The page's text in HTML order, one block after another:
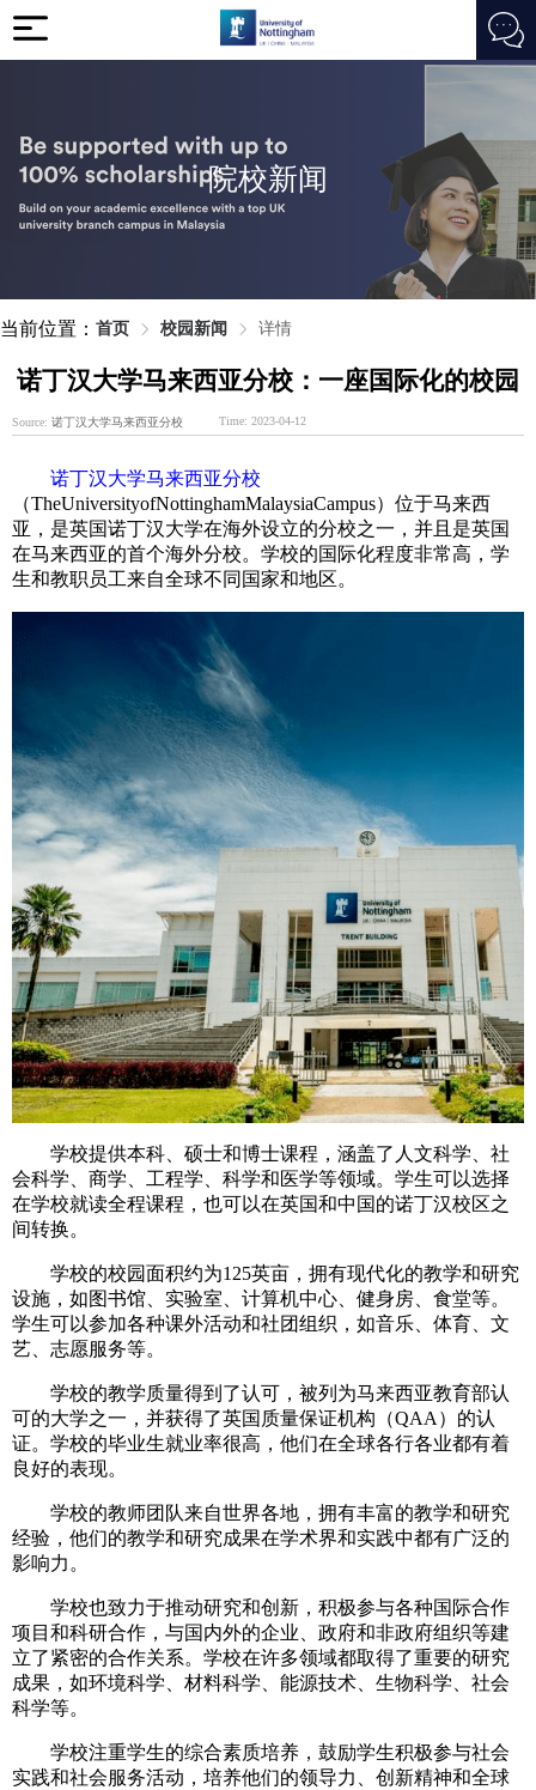
院校新闻
当前位置： 首页 校园新闻 详情
诺丁汉大学马来西亚分校：一座国际化的校园
Source: 诺丁汉大学马来西亚分校 Time: 2023-04-12
诺丁汉大学马来西亚分校
（TheUniversityofNottinghamMalaysiaCampus）位于马来西
亚，是英国诺丁汉大学在海外设立的分校之一，并且是英国
在马来西亚的首个海外分校。学校的国际化程度非常高，学
生和教职员工来自全球不同国家和地区。
学校提供本科、硕士和博士课程，涵盖了人文科学、社
会科学、商学、工程学、科学和医学等领域。学生可以选择
在学校就读全程课程，也可以在英国和中国的诺丁汉校区之
间转换。
学校的校园面积约为125英亩，拥有现代化的教学和研究
设施，如图书馆、实验室、计算机中心、健身房、食堂等。
学生可以参加各种课外活动和社团组织，如音乐、体育、文
艺、志愿服务等。
学校的教学质量得到了认可，被列为马来西亚教育部认
可的大学之一，并获得了英国质量保证机构（QAA）的认
证。学校的毕业生就业率很高，他们在全球各行各业都有着
良好的表现。
学校的教师团队来自世界各地，拥有丰富的教学和研究
经验，他们的教学和研究成果在学术界和实践中都有广泛的
影响力。
学校也致力于推动研究和创新，积极参与各种国际合作
项目和科研合作，与国内外的企业、政府和非政府组织等建
立了紧密的合作关系。学校在许多领域都取得了重要的研究
成果，如环境科学、材料科学、能源技术、生物科学、社会
科学等。
学校注重学生的综合素质培养，鼓励学生积极参与社会
实践和社会服务活动，培养他们的领导力、创新精神和全球